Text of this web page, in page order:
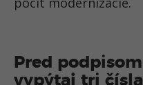
Pred
vypýtaj tri čísla